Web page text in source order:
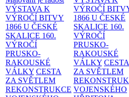
VÝSTAVA K
VÝROČÍ BITVY
1866 U ČESKÉ
SKALICE 160.
VÝROČÍ
PRUSKO-
RAKOUSKÉ
VÁLKY CESTA
ZA SVĚTLEM
REKONSTRUKCE
VÝROČÍ
1866 U ČESKÉ
SKALICE 160.
VÝROČÍ
PRUSKO-
RAKOUSKÉ
VÁLKY CESTA
ZA SVĚTLEM
VOJENSKÉHO